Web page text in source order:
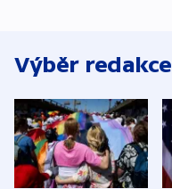
Výběr redakce